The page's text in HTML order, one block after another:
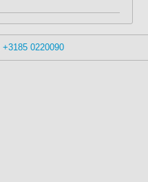
+3185 0220090